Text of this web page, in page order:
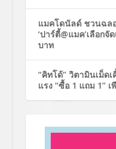
แมคโดนัลด์ ชวนฉล
‘ปาร์ตี้@แมค’เลือกจั
บาท
“คิทโด้” วิตามินเม็ด
แรง “ซื้อ 1 แถม 1”